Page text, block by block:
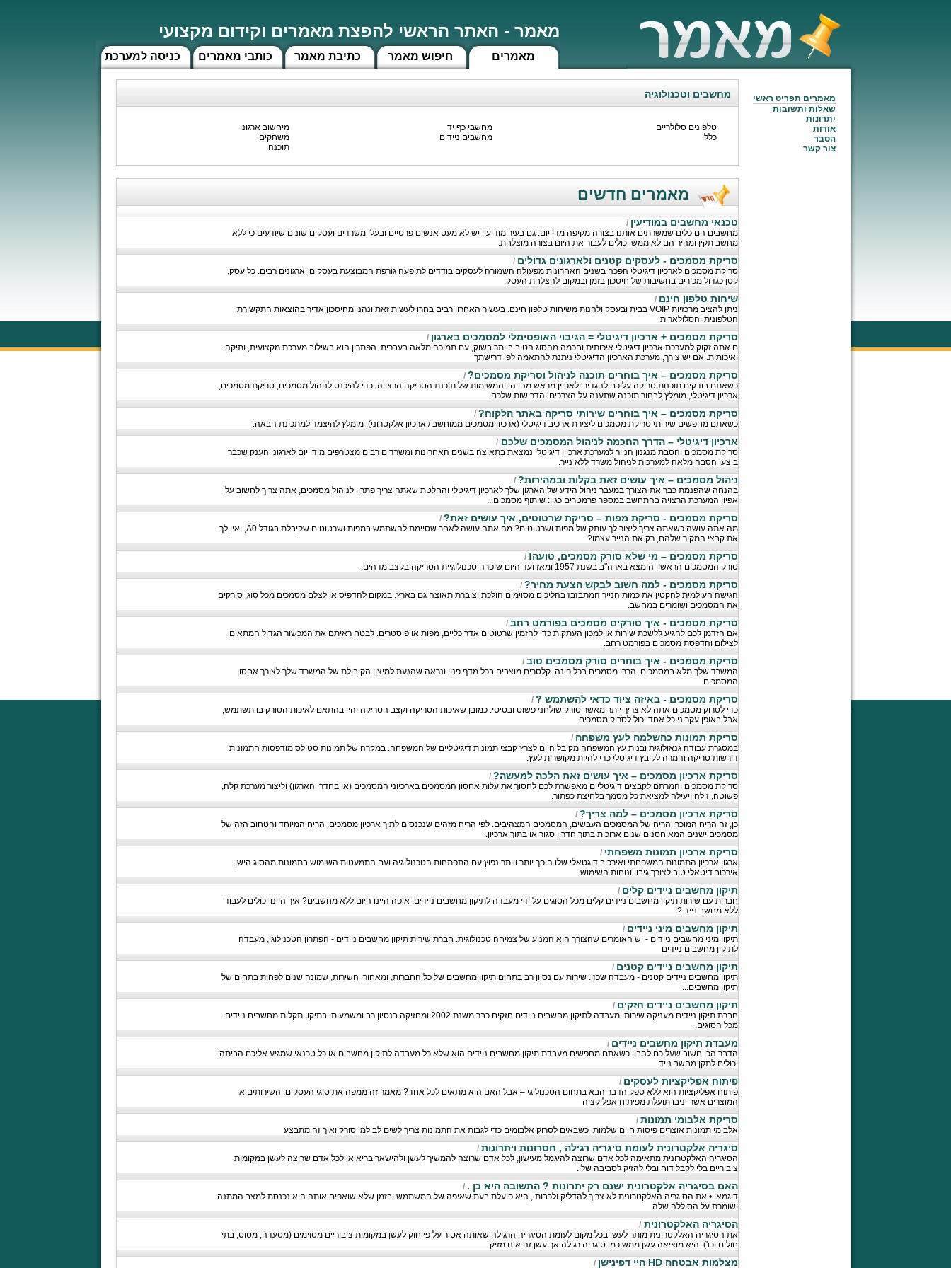
מאמר - האתר הראשי להפצת מאמרים וקידום מקצועי
כניסה למערכת כותבי מאמרים כתיבת מאמר חיפוש מאמר מאמרים
מחשבים וטכנולוגיה
טלפונים סלולריים
כללי
מחשבי כף יד
מחשבים ניידים
מיחשוב ארגוני
משחקים
תוכנה
טכנאי מחשבים במודיעין /
מחשבים הם כלים שמשרתים אותנו בצורה מקיפה מדי יום. גם בעיר מודיעין יש לא מעט אנשים פרטיים ובעלי משרדים ועסקים שונים שיודעים כי ללא
מחשב תקין ומהיר הם לא ממש יכולים לעבור את היום בצורה מוצלחת.
סריקת מסמכים - לעסקים קטנים ולארגונים גדולים /
סריקת מסמכים לארכיון דיגיטלי הפכה בשנים האחרונות מפעולה השמורה לעסקים בודדים לתופעה גורפת המבוצעת בעסקים וארגונים רבים. כל עסק,
קטן כגדול מכירים בחשיבות של חיסכון בזמן ובמקום להצלחת העסק.
שיחות טלפון חינם /
ניתן להציב מרכזיות VOIP בבית ובעסק ולהנות משיחות טלפון חינם. בעשור האחרון רבים בחרו לעשות זאת ונהנו מחיסכון אדיר בהוצאות התקשורת
הטלפונית והסלולארית.
סריקת מסמכים + ארכיון דיגיטלי = הגיבוי האופטימלי למסמכים בארגון /
ם אתה זקוק למערכת ארכיון דיגיטלי איכותית וחכמה מהסוג הטוב ביותר בשוק, עם תמיכה מלאה בעברית. הפתרון הוא בשילוב מערכת מקצועית, ותיקה
ואיכותית. אם יש צורך, מערכת הארכיון הדיגיטלי ניתנת להתאמה לפי דרישתך
סריקת מסמכים – איך בוחרים תוכנה לניהול וסריקת מסמכים? /
כשאתם בודקים תוכנות סריקה עליכם להגדיר ולאפיין מראש מה יהיו המשימות של תוכנת הסריקה הרצויה. כדי להיכנס לניהול מסמכים, סריקת מסמכים,
ארכיון דיגיטלי, מומלץ לבחור תוכנה שתענה על הצרכים והדרישות שלכם.
סריקת מסמכים – איך בוחרים שירותי סריקה באתר הלקוח? /
כשאתם מחפשים שירותי סריקת מסמכים ליצירת ארכיב דיגיטלי (ארכיון מסמכים ממוחשב / ארכיון אלקטרוני), מומלץ להיצמד למתכונת הבאה:
ארכיון דיגיטלי – הדרך החכמה לניהול המסמכים שלכם/
סריקת מסמכים והסבת מנגנון הנייר למערכת ארכיון דיגיטלי נמצאת בתאוצה בשנים האחרונות ומשרדים רבים מצטרפים מידי יום לארגוני הענק שכבר
ביצעו הסבה מלאה למערכות לניהול משרד ללא נייר.
ניהול מסמכים – איך עושים זאת בקלות ובמהירות? /
בהנחה שהפנמת כבר את הצורך במעבר ניהול הידע של הארגון שלך לארכיון דיגיטלי והחלטת שאתה צריך פתרון לניהול מסמכים, אתה צריך לחשוב על
אפיון המערכת הרצויה בהתחשב במספר פרמטרים כגון: שיתוף מסמכים...
סריקת מסמכים - סריקת מפות – סריקת שרטוטים, איך עושים זאת? /
מה אתה עושה כשאתה צריך ליצור לך עותק של מפות ושרטוטים? מה אתה עושה לאחר שסיימת להשתמש במפות ושרטוטים שקיבלת בגודל A0, ואין לך
את קבצי המקור שלהם, רק את הנייר עצמו?
סריקת מסמכים – מי שלא סורק מסמכים, טועה! /
סורק המסמכים הראשון הומצא בארה"ב בשנת 1957 ומאז ועד היום שופרה טכנולוגיית הסריקה בקצב מדהים.
סריקת מסמכים - למה חשוב לבקש הצעת מחיר? /
הגישה העולמית להקטין את כמות הנייר המתבזבז בהליכים מסוימים הולכת וצוברת תאוצה גם בארץ. במקום להדפיס או לצלם מסמכים מכל סוג, סורקים
את המסמכים ושומרים במחשב.
סריקת מסמכים - איך סורקים מסמכים בפורמט רחב /
אם הזדמן לכם להגיע ללשכת שירות או למכון העתקות כדי להזמין שרטוטים אדריכליים, מפות או פוסטרים. לבטח ראיתם את המכשור הגדול המתאים
לצילום והדפסת מסמכים בפורמט רחב.
סריקת מסמכים - איך בוחרים סורק מסמכים טוב /
המשרד שלך מלא במסמכים. הררי מסמכים בכל פינה. קלסרים מוצבים בכל מדף פנוי ונראה שהגעת למיצוי הקיבולת של המשרד שלך לצורך אחסון
המסמכים.
סריקת מסמכים - באיזה ציוד כדאי להשתמש ? /
כדי לסרוק מסמכים אתה לא צריך יותר מאשר סורק שולחני פשוט ובסיסי. כמובן שאיכות הסריקה וקצב הסריקה יהיו בהתאם לאיכות הסורק בו תשתמש,
אבל באופן עקרוני כל אחד יכול לסרוק מסמכים.
סריקת תמונות כהשלמה לעץ משפחה /
במסגרת עבודה גנאולוגית ובנית עץ המשפחה מקובל היום לצרץ קבצי תמונות דיגיטליים של המשפחה. במקרה של תמונות סטילס מודפסות התמונות
דורשות סריקה והמרה לקובץ דיגיטלי כדי להיות מקושרות לעץ.
סריקת ארכיון מסמכים – איך עושים זאת הלכה למעשה? /
סריקת מסמכים והמרתם לקבצים דיגיטליים מאפשרת לכם לחסוך את עלות אחסון המסמכים בארכיוני המסמכים (או בחדרי הארגון) וליצור מערכת קלה,
פשוטה, זולה ויעילה למציאת כל מסמך בלחיצת כפתור.
סריקת ארכיון מסמכים – למה צריך? /
כן, זה הריח המוכר. הריח של המסמכים העבשים, המסמכים המצהיבים. לפי הריח מזהים שנכנסים לתוך ארכיון מסמכים. הריח המיוחד והטחוב הזה של
מסמכים ישנים המאוחסנים שנים ארוכות בתוך חדרון סגור או בתוך ארכיון.
סריקת ארכיון תמונות משפחתי /
ארגון ארכיון התמונות המשפחתי ואירכוב דיגטאלי שלו הופך יותר ויותר נפוץ עם התפתחות הטכנולוגיה ועם התמעטות השימוש בתמונות מהסוג הישן.
אירכוב דיטאלי טוב לצורך גיבוי ונוחות השימוש
תיקון מחשבים ניידים קלים /
חברות עם שירות תיקון מחשבים ניידים קלים מכל הסוגים על ידי מעבדה לתיקון מחשבים ניידים. איפה היינו היום ללא מחשבים? איך היינו יכולים לעבוד
ללא מחשב נייד ?
תיקון מחשבים מיני ניידים /
תיקון מיני מחשבים ניידים - יש האומרים שהצורך הוא המנוע של צמיחה טכנולוגית. חברת שירות תיקון מחשבים ניידים - הפתרון הטכנולוגי, מעבדה
לתיקון מחשבים ניידים
תיקון מחשבים ניידים קטנים /
תיקון מחשבים ניידים קטנים - מעבדה שכזו. שירות עם נסיון רב בתחום תיקון מחשבים של כל החברות, ומאחורי השירות, שמונה שנים לפחות בתחום של
תיקון מחשבים...
תיקון מחשבים ניידים חזקים /
חברת תיקון ניידים מעניקה שירותי מעבדה לתיקון מחשבים ניידים חזקים כבר משנת 2002 ומחזיקה בנסיון רב ומשמעותי בתיקון תקלות מחשבים ניידים
מכל הסוגים.
מעבדת תיקון מחשבים ניידים /
הדבר הכי חשוב שעליכם להבין כשאתם מחפשים מעבדת תיקון מחשבים ניידים הוא שלא כל מעבדה לתיקון מחשבים או כל טכנאי שמגיע אליכם הביתה
יכולים לתקן מחשב נייד.
פיתוח אפליקציות לעסקים /
פיתוח אפליקציות הוא ללא ספק הדבר הבא בתחום הטכנולוגי – אבל האם הוא מתאים לכל אחד? מאמר זה ממפה את סוגי העסקים, השירותים או
המוצרים אשר יניבו תועלת מפיתוח אפליקציה
סריקת אלבומי תמונות /
אלבומי תמונות אוצרים פיסות חיים שלמות. כשבאים לסרוק אלבומים כדי לגבות את התמונות צריך לשים לב למי סורק ואיך זה מתבצע
סיגריה אלקטרונית לעומת סיגריה רגילה , חסרונות ויתרונות /
הסיגריה האלקטרונית מתאימה לכל אדם שרוצה להיגמל מעישון, לכל אדם שרוצה להמשיך לעשן ולהישאר בריא או לכל אדם שרוצה לעשן במקומות
ציבוריים בלי לקבל דוח ובלי להזיק לסביבה שלו.
האם בסיגריה אלקטרונית ישנם רק יתרונות ? התשובה היא כן . /
דוגמא: • את הסיגריה האלקטרונית לא צריך להדליק ולכבות , היא פועלת בעת שאיפה של המשתמש ובזמן שלא שואפים אותה היא נכנסת למצב המתנה
ושומרת על הסוללה שלה.
הסיגריה האלקטרונית/
את הסיגריה האלקטרונית מותר לעשן בכל מקום לעומת הסיגריה הרגילה שאותה אסור על פי חוק לעשן במקומות ציבוריים מסוימים (מסעדה, מטוס, בתי
חולים וכו'). היא מוציאה עשן ממש כמו סיגריה רגילה אך עשן זה אינו מזיק
מצלמות אבטחה HD היי דפינישן /
מאמרים תפריט ראשי
שאלות ותשובות
יתרונות
אודות
הסבר
צור קשר